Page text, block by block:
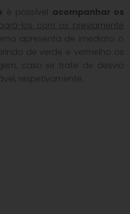
é possível acompanhar os
los com os previamente
apresenta de imediato o
de verde e vermelho os
caso se trate de desvio
respetivamente.